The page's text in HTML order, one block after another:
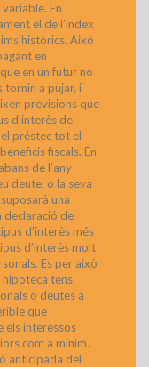
En
el de l’índex
històrics. Això
en
en un futur no
tornin a pujar, i
previsions que
d’interès de
préstec tot el
fiscals. En
de l’any
deute, o la seva
una
declaració de
d’interès més
d’interès molt
Es per això
hipoteca tens
o deutes a
que
els interessos
com a mínim.
anticipada del